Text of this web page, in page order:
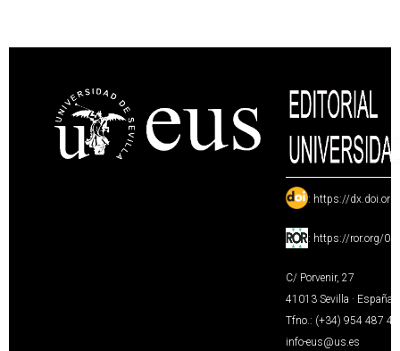
: https://
: https://ror.org/
C/ Porvenir, 27
41013 Sevilla · España
Tfno.: (+34) 954 487
info-eus@us.es